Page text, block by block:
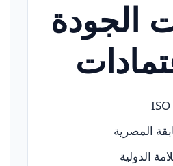
الجودة
المصرية
الدولية